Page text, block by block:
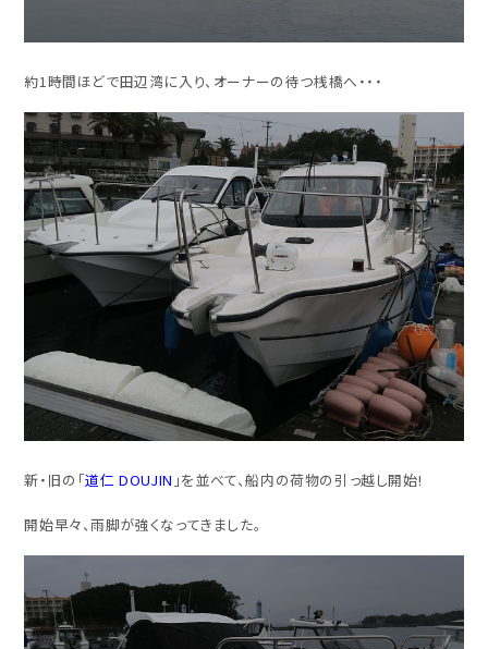
約1時間ほどで田辺湾に入り、オーナーの待つ桟橋へ・・・
新・旧の「道仁 DOUJIN 」を並べて、船内の荷物の引っ越し開始!
開始早々、雨脚が強くなってきました。